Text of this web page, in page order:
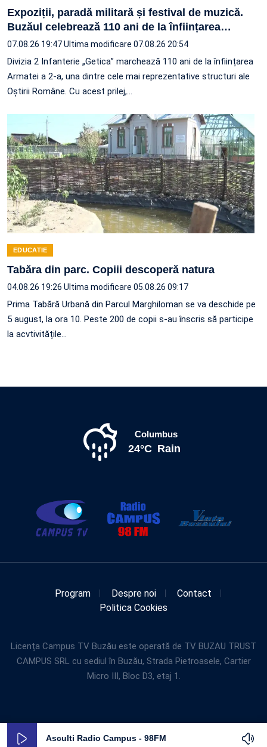
Expoziții, paradă militară și festival de muzică.
Buzăul celebrează 110 ani de la înființarea…
07.08.26 19:47Ultima modificare 07.08.26 20:54
Divizia 2 Infanterie „Getica” marchează 110 ani de la înființarea
Armatei a 2-a, una dintre cele mai reprezentative structuri ale
Oștirii Române. Cu acest prilej,…
EDUCATIE
Tabăra din parc. Copiii descoperă natura
04.08.26 19:26 Ultima modificare 05.08.26 09:17
Prima Tabără Urbană din Parcul Marghiloman se va deschide pe
5 august, la ora 10. Peste 200 de copii s-au înscris să participe
la acvtivitățile…
Columbus
24°C Rain
Program Despre noi
Contact
Politica Cookies
Licența Campus TV Buzău este operată de TV BUZAU TRUST
CAMPUS SRL cu sediul în Buzău, Strada Pietroasele, Cartier
Micro III, Bloc D3, etaj 1.
Asculti Radio Campus - 98FM